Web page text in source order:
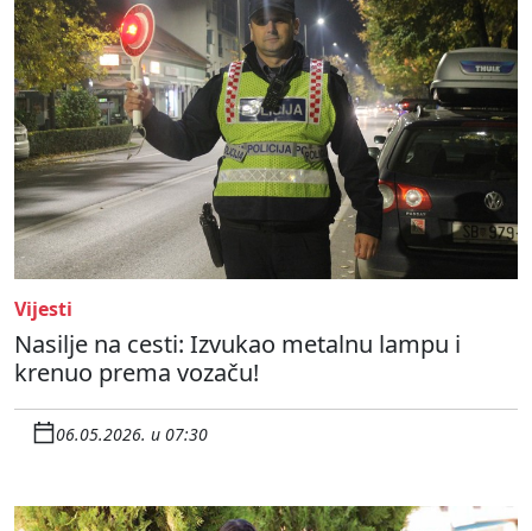
Vijesti
Nasilje na cesti: Izvukao metalnu lampu i
krenuo prema vozaču!
06.05.2026. u 07:30